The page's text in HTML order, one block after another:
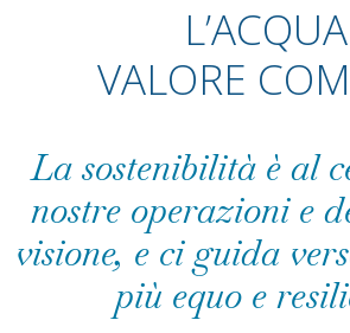
L’ACQUA
VALORE
La sostenibilità è al
nostre operazioni e
visione, e ci guida
più equo e